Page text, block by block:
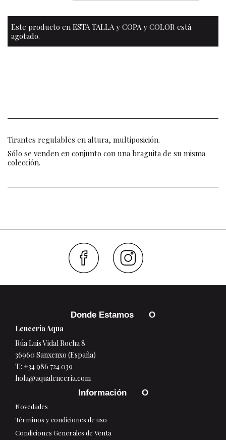
Este producto en ESTA TALLA y COPA y COLOR está
agotado.
Tirantes regulables en altura, multiposición.
Sólo se venden en conjunto con una braguita de su misma
colección.
Donde Estamos
Lencería Aqua
Rúa Luis Vidal Rocha 8
36960 Sanxenxo (España)
T.: +34 986 724 039
hola@aqualenceria.com
Información
Novedades
Términos y condiciones de uso
Condiciones Generales de Venta